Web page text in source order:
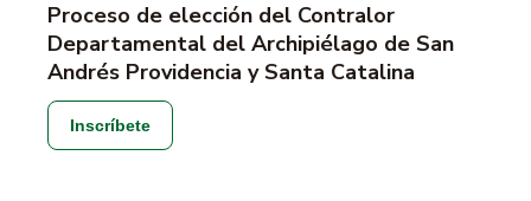
Proceso de elección del Contralor
Departamental del Archipiélago de San
Andrés Providencia y Santa Catalina
Inscríbete